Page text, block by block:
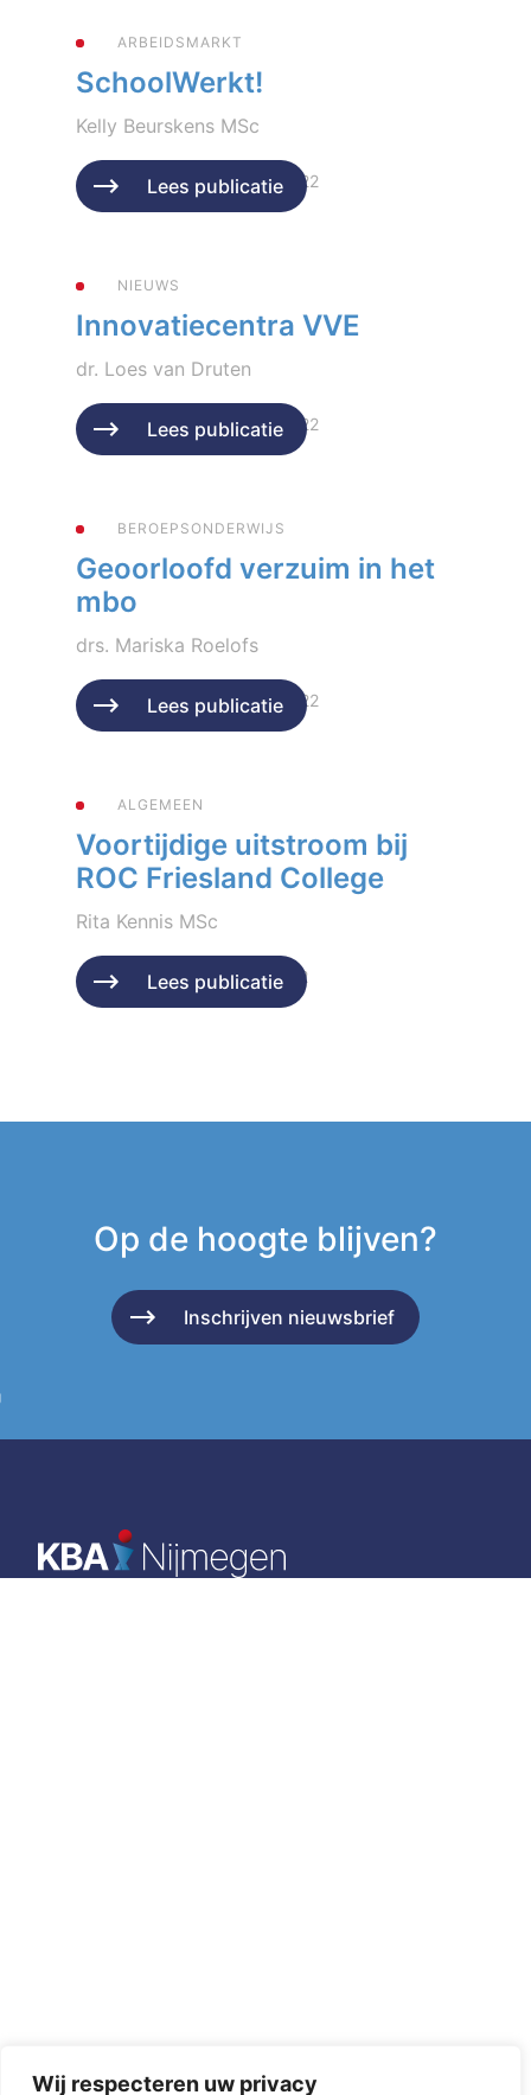
Wij respecteren uw privacy
ARBEIDSMARKT
SchoolWerkt!
Kelly Beurskens MSc
Geplaatst op 6 december 2022
Lees publicatie
NIEUWS
Innovatiecentra VVE
dr. Loes van Druten
Geplaatst op 6 december 2022
Lees publicatie
BEROEPSONDERWIJS
Geoorloofd verzuim in het
mbo
drs. Mariska Roelofs
Geplaatst op 5 december 2022
Lees publicatie
ALGEMEEN
Voortijdige uitstroom bij
ROC Friesland College
Rita Kennis MSc
Geplaatst op 15 oktober 2022
Lees publicatie
Op de hoogte blijven?
Inschrijven nieuwsbrief